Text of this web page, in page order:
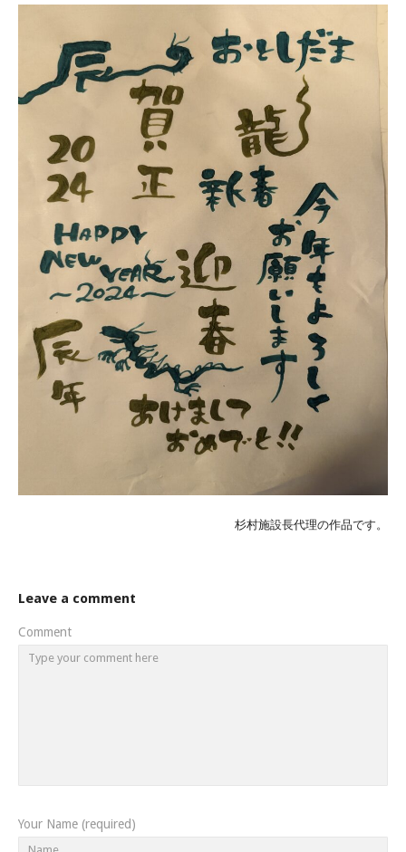
杉村施設長代理の作品です。
Leave a comment
Comment
Your Name (required)